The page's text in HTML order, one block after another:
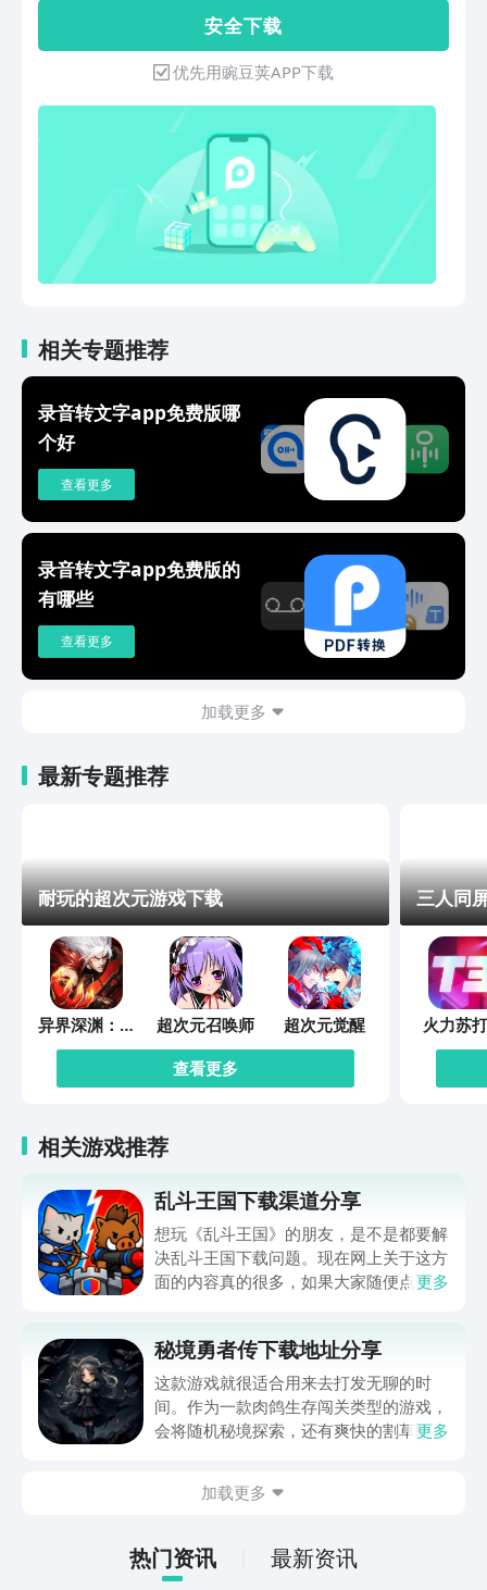
采访、会议采访、任务访谈等，信息即刻
记录不怕遗漏，快速输出采访稿学生：课
堂重难点知识记录，走神易遗漏内容，录
游、实时翻译多国语言，高效率沟通交
流，不再为语言不通而烦恼讲座记录：讲
座内容实时记录，会后随时回顾精彩瞬间
求。 使用场景：会议访谈，采访记录、
外籍交谈，商务会议，即刻录音，实时翻
译，轻松记录会议纪要。上课录音，通过
录音和识别文字填补课上遗漏知识。
【录音转文字】 支持实时录音识别，将
录音实时文字提取，准确迅捷，操作方
便！ 【录音文件转文字】 支持导入手机
系统中的录音，然后将录音文件转换成文
字，极大的提高了您的工作和学习效率！
【录音机】 录音、备忘录、通话录音、
手机录音、录音宝、录音机、语音备忘
音翻译、实时翻译，支持多国语言。
安 全 下 载
优先用豌豆荚APP下载
相关专题推荐
录音转文字app免费版哪
个好
查看更多
录音转文字app免费版的
有哪些
查看更多
加载更多
最新专题推荐
耐玩的超次元游戏下载
异界深渊：觉
醒
超次元召唤师
超次元觉醒
查看更多
三人同
火力苏
相关游戏推荐
乱斗王国下载渠道分享
想玩《乱斗王国》的朋友，是不是都要解
决乱斗王国下载问题。现在网上关于这方
面的内容真的很多，如果大家随便点击陌
app进行下载会更加方便，九游是手游福
利最多的游戏平台，在这里不仅能够看到
游戏资源，还能及时查看后续的消息、活
动内容等相关信息。
更多
秘境勇者传下载地址分享
这款游戏就很适合用来去打发无聊的时
间。作为一款肉鸽生存闯关类型的游戏，
会将随机秘境探索，还有爽快的割草闯关
接就可以下载。游戏的上手门槛还是比较
打发无聊的时间，可玩性真的比较高。
更多
加载更多
热门资讯 最新资讯